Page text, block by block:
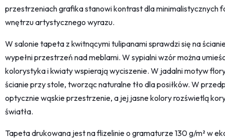
przestrzeniach grafika stanowi kontrast dla minimalistycznych
wnętrzu artystycznego wyrazu.
W salonie tapeta z kwitnącymi tulipanami sprawdzi się na
wypełni przestrzeń nad meblami. W sypialni wzór można
kolorystyka i kwiaty wspierają wyciszenie. W jadalni motyw
ścianie przy stole, tworząc naturalne tło dla posiłków. W
optycznie wąskie przestrzenie, a jej jasne kolory rozświetlą
światła.
Tapeta drukowana jest na flizelinie o gramaturze 130 g/m² w